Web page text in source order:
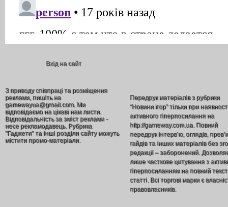
Вхід на сайт
З приводу співпраці та розміщення
реклами, пишіть на
gamewayua@gmail.com. Ми
відповідаємо на цікаві нам листи.
Відповідальність за зміст реклами -
несе рекламодавець. Рубрика
"Гаджети" та інші розділи сайту можуть
містити промо-матеріали.
Передрук матеріалів з рубрики
“Новини ігор” тільки при
активного гіперпосилання на
http://gameway.com.ua. Повний
передрук інтерв’ю, оглядів,
гайдів та інших матеріалів без
редакції – заборонений.
лише часткове цитування з
гіперпосиланням на повний текст
статті. Всі торгові марки є
правовласників.